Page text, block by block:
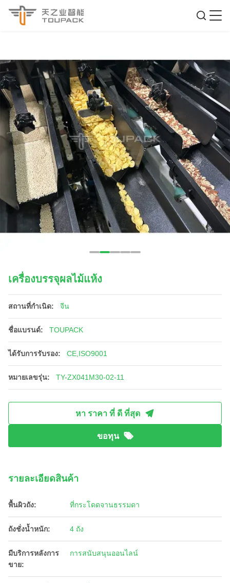
เครื่องบรรจุผลไม้แห้ง
สถานที่กำเนิด: จีน
ชื่อแบรนด์: TOUPACK
ได้รับการรับรอง: CE,ISO9001
หมายเลขรุ่น: TY-ZX041M30-02-11
หา ราคา ที่ ดี ที่สุด
ขอทุน
รายละเอียดสินค้า
พื้นผิวถัง: ที่กระโดดจานธรรมดา
ถังชั่งน้ำหนัก: 4 ถัง
มีบริการหลังการ
ขาย:
การสนับสนุนออนไลน์